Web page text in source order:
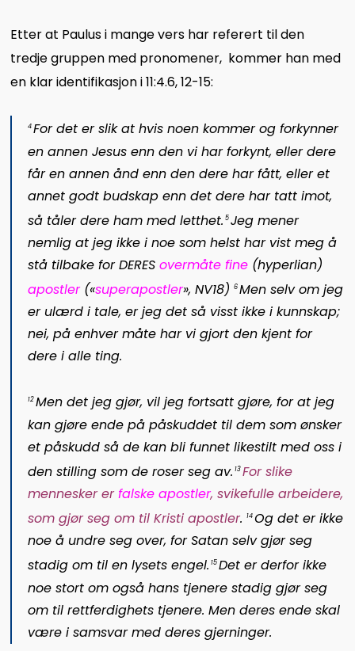
Etter at Paulus i mange vers har referert til den
tredje gruppen med pronomener, kommer han med
en klar identifikasjon i 11:4.6, 12-15:
4 For det er slik at hvis noen kommer og forkynner
en annen Jesus enn den vi har forkynt, eller dere
får en annen ånd enn den dere har fått, eller et
annet godt budskap enn det dere har tatt imot,
så tåler dere ham med letthet. 5 Jeg mener
nemlig at jeg ikke i noe som helst har vist meg å
stå tilbake for DERESovermåte fine (hyperlian)
apostler(«superapostler», NV18)6 Men selv om jeg
er ulærd i tale, er jeg det så visst ikke i kunnskap;
nei, på enhver måte har vi gjort den kjent for
dere i alle ting.
12 Men det jeg gjør, vil jeg fortsatt gjøre, for at jeg
kan gjøre ende på påskuddet til dem som ønsker
et påskudd så de kan bli funnet likestilt med oss i
den stilling som de roser seg av. 13 For slike
mennesker erfalske apostler, svikefulle arbeidere,
som gjør seg om til Kristi apostler. 14 Og det er ikke
noe å undre seg over, for Satan selv gjør seg
stadig om til en lysets engel. 15 Det er derfor ikke
noe stort om også hans tjenere stadig gjør seg
om til rettferdighets tjenere. Men deres ende skal
være i samsvar med deres gjerninger.